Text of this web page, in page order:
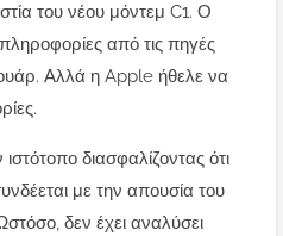
του νέου μόντεμ C1. Ο
από τις πηγές
Αλλά η Apple ήθελε να
διασφαλίζοντας ότι
με την απουσία του
δεν έχει αναλύσει